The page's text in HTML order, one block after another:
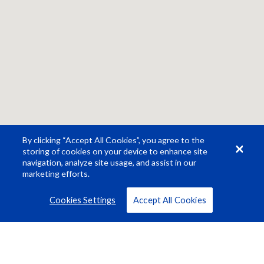
By clicking “Accept All Cookies”, you agree to the
storing of cookies on your device to enhance site
navigation, analyze site usage, and assist in our
marketing efforts.
Cookies Settings Accept All Cookies